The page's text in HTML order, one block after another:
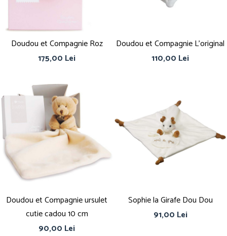
Doudou et Compagnie Roz
175,00 Lei
Doudou et Compagnie L'original
110,00 Lei
Doudou et Compagnie ursulet
cutie cadou 10 cm
90,00 Lei
Sophie la Girafe Dou Dou
91,00 Lei